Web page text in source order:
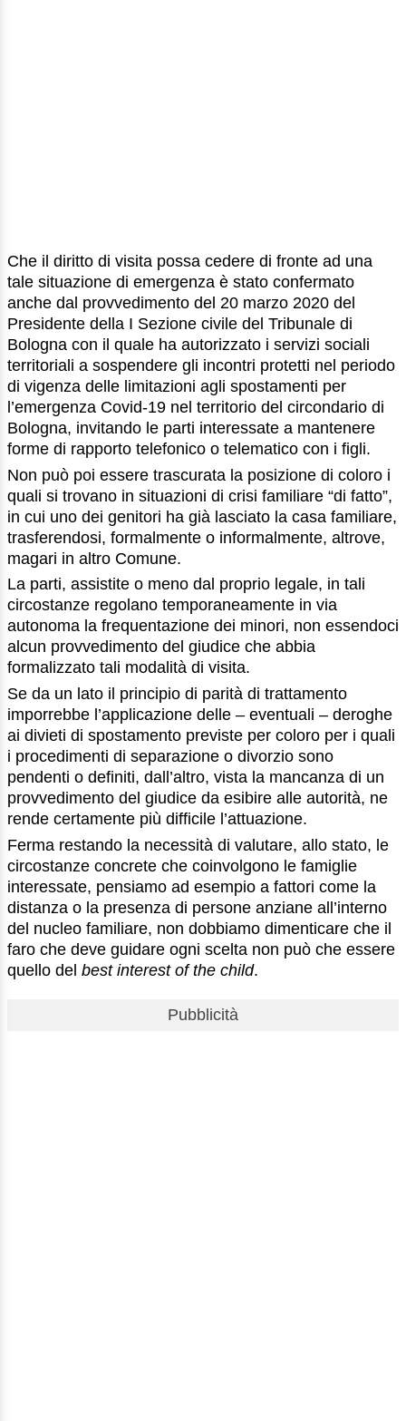
Che il diritto di visita possa cedere di fronte ad una
tale situazione di emergenza è stato confermato
anche dal provvedimento del 20 marzo 2020 del
Presidente della I Sezione civile del Tribunale di
Bologna con il quale ha autorizzato i servizi sociali
territoriali a sospendere gli incontri protetti nel periodo
di vigenza delle limitazioni agli spostamenti per
l’emergenza Covid-19 nel territorio del circondario di
Bologna, invitando le parti interessate a mantenere
forme di rapporto telefonico o telematico con i figli.
Non può poi essere trascurata la posizione di coloro i
quali si trovano in situazioni di crisi familiare “di fatto”,
in cui uno dei genitori ha già lasciato la casa familiare,
trasferendosi, formalmente o informalmente, altrove,
magari in altro Comune.
La parti, assistite o meno dal proprio legale, in tali
circostanze regolano temporaneamente in via
autonoma la frequentazione dei minori, non essendoci
alcun provvedimento del giudice che abbia
formalizzato tali modalità di visita.
Se da un lato il principio di parità di trattamento
imporrebbe l’applicazione delle – eventuali – deroghe
ai divieti di spostamento previste per coloro per i quali
i procedimenti di separazione o divorzio sono
pendenti o definiti, dall’altro, vista la mancanza di un
provvedimento del giudice da esibire alle autorità, ne
rende certamente più difficile l’attuazione.
Ferma restando la necessità di valutare, allo stato, le
circostanze concrete che coinvolgono le famiglie
interessate, pensiamo ad esempio a fattori come la
distanza o la presenza di persone anziane all’interno
del nucleo familiare, non dobbiamo dimenticare che il
faro che deve guidare ogni scelta non può che essere
quello del best interest of the child.
Pubblicità